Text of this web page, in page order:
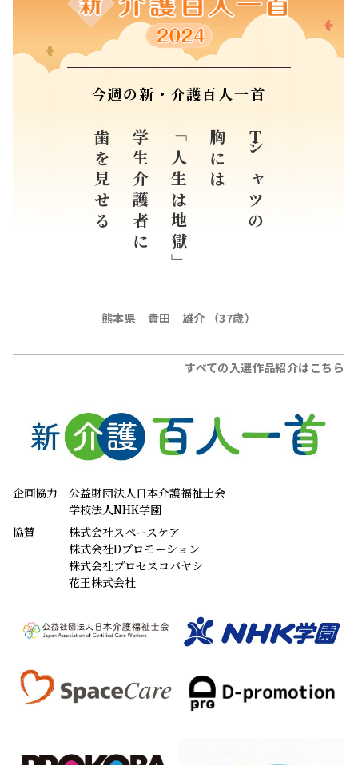
今週の新・介護百人一首
Ｔシャツの
胸には
「人生は地獄」
学生介護者に
歯を見せる
熊本県 貴田 雄介 （37歳）
すべての入選作品紹介はこちら
企画協力
公益財団法人日本介護福祉士会
学校法人NHK学園
協賛
株式会社スペースケア
株式会社Dプロモーション
株式会社プロセスコバヤシ
花王株式会社